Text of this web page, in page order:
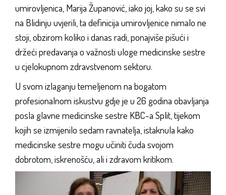
umirovljenica, Marija Županović, iako joj, kako su se svi
na Blidinju uvjerili, ta definicija umirovljenice nimalo ne
stoji, obzirom koliko i danas radi, ponajviše pišući i
držeći predavanja o važnosti uloge medicinske sestre
u cjelokupnom zdravstvenom sektoru.
U svom izlaganju temeljenom na bogatom
profesionalnom iskustvu gdje je u 26 godina obavljanja
posla glavne medicinske sestre KBC-a Split, tijekom
kojih se izmijenilo sedam ravnatelja, istaknula kako
medicinske sestre mogu učiniti čuda svojom
dobrotom, iskrenošću, ali i zdravom kritikom.